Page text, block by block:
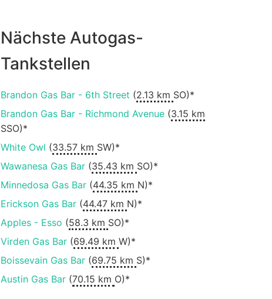
Nächste Autogas-
Tankstellen
Brandon Gas Bar - 6th Street (2.13 km SO)*
Brandon Gas Bar - Richmond Avenue(3.15 km
SSO)*
White Owl (33.57 km SW)*
Wawanesa Gas Bar(35.43 km SO)*
Minnedosa Gas Bar(44.35 km N)*
Erickson Gas Bar(44.47 km N)*
Apples - Esso (58.3 km SO)*
Virden Gas Bar(69.49 km W)*
Boissevain Gas Bar(69.75 km S)*
Austin Gas Bar(70.15 km O)*